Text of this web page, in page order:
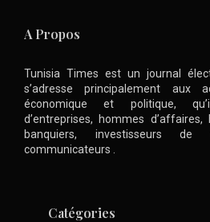
A Propos
Tunisia Times est un journal
s’adresse principalement
économique et politique,
d’entreprises, hommes d’affaires,
banquiers, investisseurs
communicateurs .
Catégories